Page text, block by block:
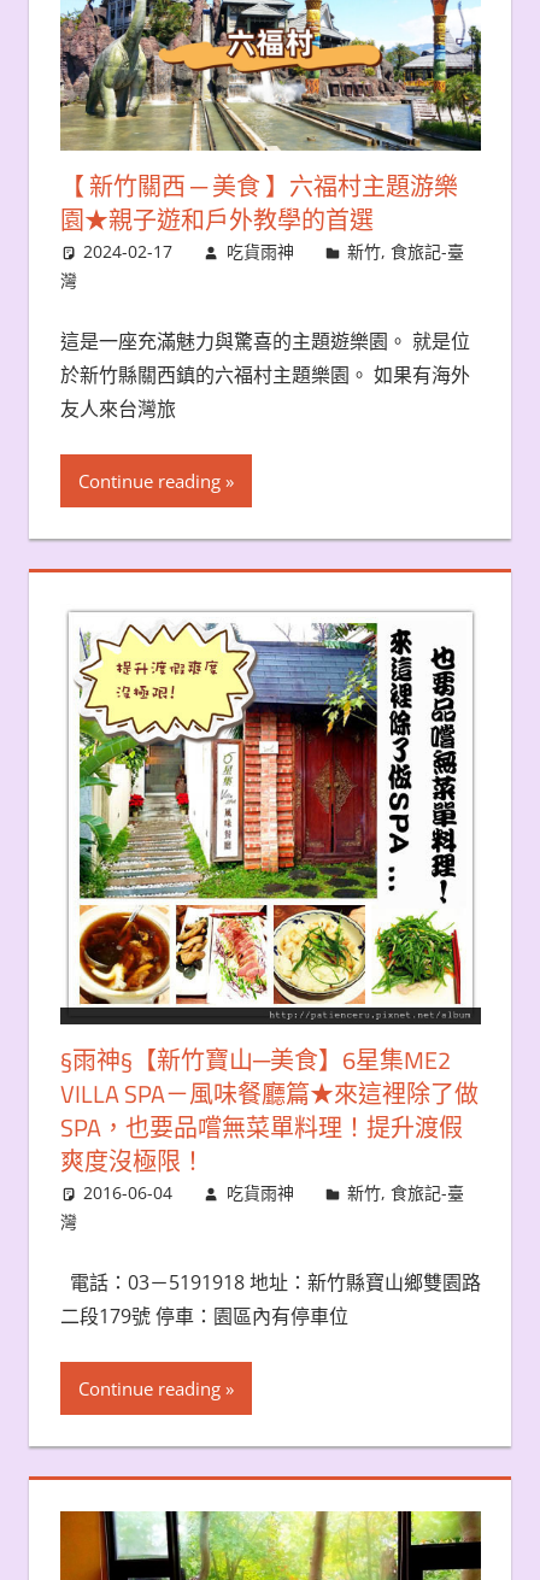
【 新竹關西 ─ 美食 】六福村主題游樂
園★親子遊和戶外教學的首選
2024-02-17 吃貨雨神 新竹,食旅記-臺
灣
這是一座充滿魅力與驚喜的主題遊樂園。 就是位
於新竹縣關西鎮的六福村主題樂園。 如果有海外
友人來台灣旅
Continue reading
§雨神§【新竹寶山─美食】6星集ME2
VILLA SPA－風味餐廳篇★來這裡除了做
SPA，也要品嚐無菜單料理！提升渡假
爽度沒極限！
2016-06-04 吃貨雨神 新竹,食旅記-臺
灣
電話：03－5191918 地址：新竹縣寶山鄉雙園路
二段179號 停車：園區內有停車位
Continue reading